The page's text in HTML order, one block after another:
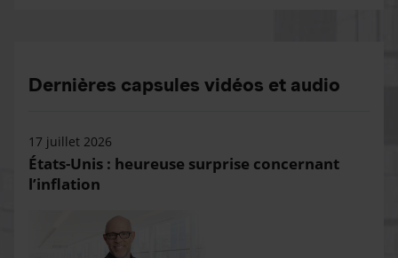
Dernières capsules vidéos et audio
17 juillet 2026
États-Unis : heureuse surprise concernant
l’inflation